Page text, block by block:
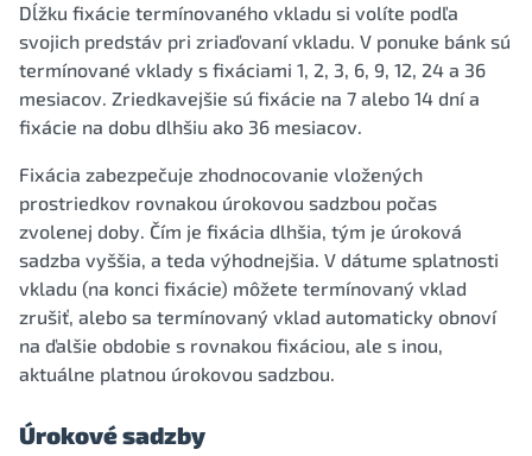
Dĺžku fixácie termínovaného vkladu si volíte podľa
svojich predstáv pri zriaďovaní vkladu. V ponuke bánk sú
termínované vklady s fixáciami 1, 2, 3, 6, 9, 12, 24 a 36
mesiacov. Zriedkavejšie sú fixácie na 7 alebo 14 dní a
fixácie na dobu dlhšiu ako 36 mesiacov.
Fixácia zabezpečuje zhodnocovanie vložených
prostriedkov rovnakou úrokovou sadzbou počas
zvolenej doby. Čím je fixácia dlhšia, tým je úroková
sadzba vyššia, a teda výhodnejšia. V dátume splatnosti
vkladu (na konci fixácie) môžete termínovaný vklad
zrušiť, alebo sa termínovaný vklad automaticky obnoví
na ďalšie obdobie s rovnakou fixáciou, ale s inou,
aktuálne platnou úrokovou sadzbou.
Úrokové sadzby